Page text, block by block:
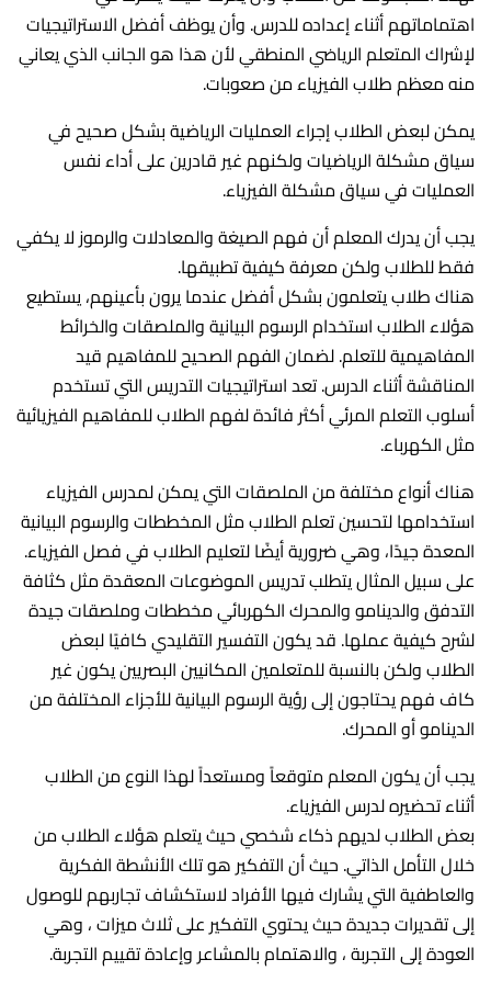
اهتماماتهم أثناء إعداده للدرس. وأن يوظف أفضل الاستراتيجيات
لإشراك المتعلم الرياضي المنطقي لأن هذا هو الجانب الذي يعاني
منه معظم طلاب الفيزياء من صعوبات.
يمكن لبعض الطلاب إجراء العمليات الرياضية بشكل صحيح في
سياق مشكلة الرياضيات ولكنهم غير قادرين على أداء نفس
العمليات في سياق مشكلة الفيزياء.
يجب أن يدرك المعلم أن فهم الصيغة والمعادلات والرموز لا يكفي
فقط للطلاب ولكن معرفة كيفية تطبيقها.
هناك طلاب يتعلمون بشكل أفضل عندما يرون بأعينهم، يستطيع
هؤلاء الطلاب استخدام الرسوم البيانية والملصقات والخرائط
المفاهيمية للتعلم. لضمان الفهم الصحيح للمفاهيم قيد
المناقشة أثناء الدرس. تعد استراتيجيات التدريس التي تستخدم
أسلوب التعلم المرئي أكثر فائدة لفهم الطلاب للمفاهيم الفيزيائية
مثل الكهرباء.
هناك أنواع مختلفة من الملصقات التي يمكن لمدرس الفيزياء
استخدامها لتحسين تعلم الطلاب مثل المخططات والرسوم البيانية
المعدة جيدًا، وهي ضرورية أيضًا لتعليم الطلاب في فصل الفيزياء.
على سبيل المثال يتطلب تدريس الموضوعات المعقدة مثل كثافة
التدفق والدينامو والمحرك الكهربائي مخططات وملصقات جيدة
لشرح كيفية عملها. قد يكون التفسير التقليدي كافيًا لبعض
الطلاب ولكن بالنسبة للمتعلمين المكانيين البصريين يكون غير
كاف فهم يحتاجون إلى رؤية الرسوم البيانية للأجزاء المختلفة من
الدينامو أو المحرك.
يجب أن يكون المعلم متوقعاً ومستعداً لهذا النوع من الطلاب
أثناء تحضيره لدرس الفيزياء.
بعض الطلاب لديهم ذكاء شخصي حيث يتعلم هؤلاء الطلاب من
خلال التأمل الذاتي. حيث أن التفكير هو تلك الأنشطة الفكرية
والعاطفية التي يشارك فيها الأفراد لاستكشاف تجاربهم للوصول
إلى تقديرات جديدة حيث يحتوي التفكير على ثلاث ميزات ، وهي
العودة إلى التجربة ، والاهتمام بالمشاعر وإعادة تقييم التجربة.